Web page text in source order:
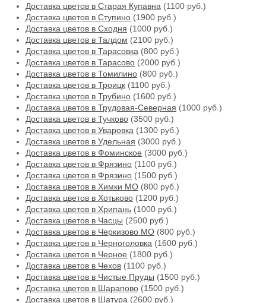
Доставка цветов в Старая Купавна (1100 руб.)
Доставка цветов в Ступино (1900 руб.)
Доставка цветов в Сходня (1000 руб.)
Доставка цветов в Талдом (2100 руб.)
Доставка цветов в Тарасовка (800 руб.)
Доставка цветов в Тарасово (2000 руб.)
Доставка цветов в Томилино (800 руб.)
Доставка цветов в Троицк (1100 руб.)
Доставка цветов в Трубино (1600 руб.)
Доставка цветов в Трудовая-Северная (1000 руб.)
Доставка цветов в Тучково (3500 руб.)
Доставка цветов в Уваровка (1300 руб.)
Доставка цветов в Удельная (3000 руб.)
Доставка цветов в Фоминское (3000 руб.)
Доставка цветов в Фрязино (1100 руб.)
Доставка цветов в Фрязино (1500 руб.)
Доставка цветов в Химки МО (800 руб.)
Доставка цветов в Хотьково (1200 руб.)
Доставка цветов в Хрипань (1000 руб.)
Доставка цветов в Часцы (2500 руб.)
Доставка цветов в Черкизово МО (800 руб.)
Доставка цветов в Черноголовка (1600 руб.)
Доставка цветов в Черное (1800 руб.)
Доставка цветов в Чехов (1100 руб.)
Доставка цветов в Чистые Пруды (1500 руб.)
Доставка цветов в Шарапово (1500 руб.)
Доставка цветов в Шатура (2600 руб.)